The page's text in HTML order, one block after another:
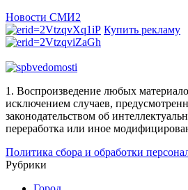
Новости СМИ2
Купить рекламу
1. Воспроизведение любых
исключением случаев,
законодательством об
переработка или иное
Политика сбора и обработки
Рубрики